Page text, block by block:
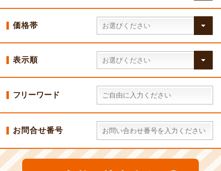
価格帯
表示順
フリーワード
お問合せ番号